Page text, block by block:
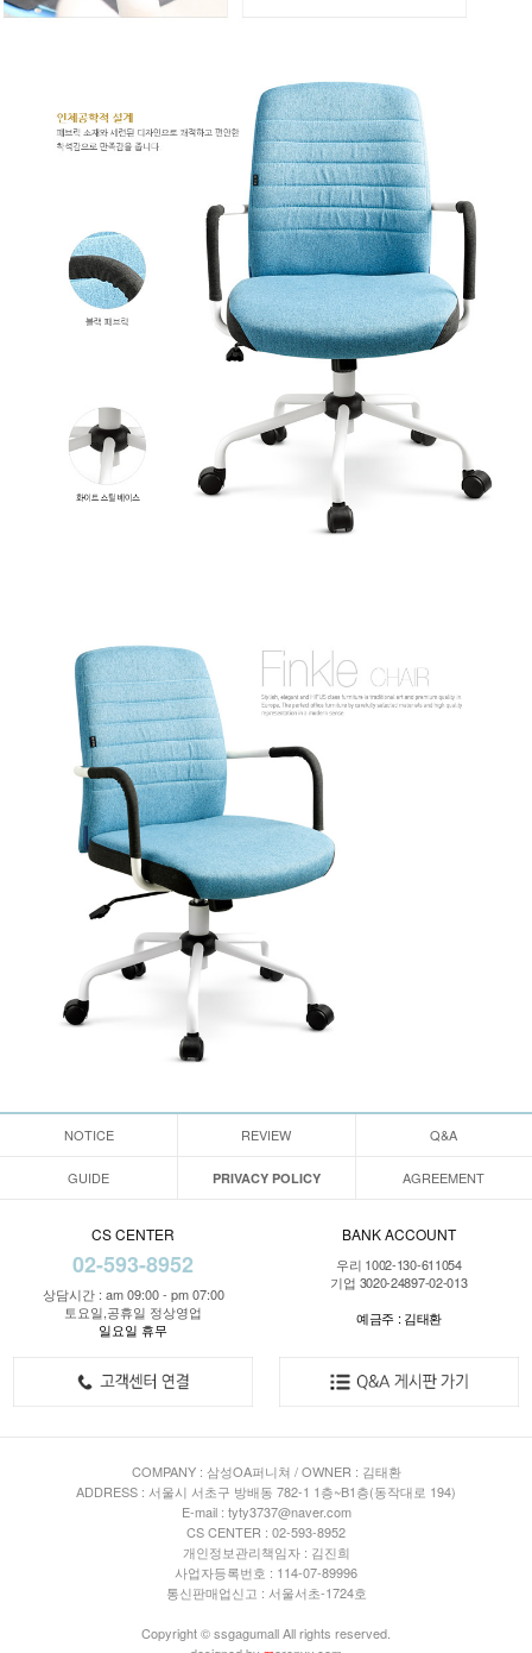
NOTICE REVIEW Q&A
GUIDE PRIVACY POLICY AGREEMENT
CS CENTER
02-593-8952
상담시간 : am 09:00 - pm 07:00
토요일,공휴일 정상영업
일요일 휴무
BANK ACCOUNT
우리 1002-130-611054
기업 3020-24897-02-013
예금주 : 김태환
COMPANY : 삼성OA퍼니쳐 / OWNER : 김태환
ADDRESS : 서울시 서초구 방배동 782-1 1층~B1층(동작대로 194)
E-mail : tyty3737@naver.com
CS CENTER : 02-593-8952
개인정보관리책임자 : 김진희
사업자등록번호 : 114-07-89996
통신판매업신고 : 서울서초-1724호
Copyright © ssgagumall All rights reserved.